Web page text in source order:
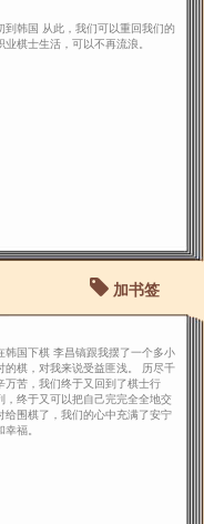
到韩国 从此，我们可以重回我们的
业棋士生活，可以不再流浪。
加书签
韩国下棋 李昌镐跟我摆了一个多小
的棋，对我来说受益匪浅。 历尽千
万苦，我们终于又回到了棋士行
，终于又可以把自己完完全全地交
给围棋了，我们的心中充满了安宁
幸福。